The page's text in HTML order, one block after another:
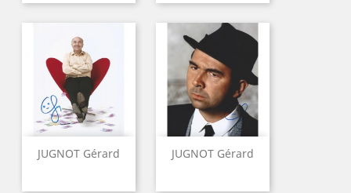
JUGNOT Gérard JUGNOT Gérard